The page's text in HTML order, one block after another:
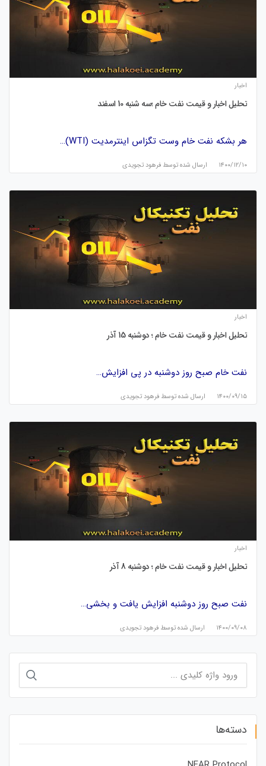
اخبار
تحلیل اخبار و قیمت نفت خام ؛سه شنبه 10 اسفند
هر بشکه نفت خام وست تگزاس اینترمدیت (WTI)…
۱۴۰۰/۱۲/۱۰ ارسال شده توسط فرهود تجویدی
اخبار
تحلیل اخبار و قیمت نفت خام ؛ دوشنبه 15 آذر
نفت خام صبح روز دوشنبه در پی افزایش…
۱۴۰۰/۰۹/۱۵ ارسال شده توسط فرهود تجویدی
اخبار
تحلیل اخبار و قیمت نفت خام ؛ دوشنبه 8 آذر
نفت صبح روز دوشنبه افزایش یافت و بخشی…
۱۴۰۰/۰۹/۰۸ ارسال شده توسط فرهود تجویدی
برای:
دسته‌ها